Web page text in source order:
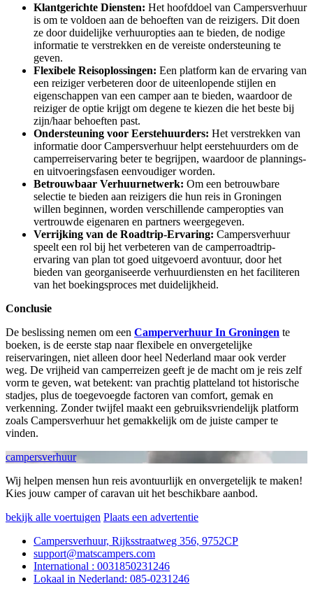
Klantgerichte Diensten: Het hoofddoel van Campersverhuur
is om te voldoen aan de behoeften van de reizigers. Dit doen
ze door duidelijke verhuuropties aan te bieden, de nodige
informatie te verstrekken en de vereiste ondersteuning te
geven.
Flexibele Reisoplossingen: Een platform kan de ervaring van
een reiziger verbeteren door de uiteenlopende stijlen en
eigenschappen van een camper aan te bieden, waardoor de
reiziger de optie krijgt om degene te kiezen die het beste bij
zijn/haar behoeften past.
Ondersteuning voor Eerstehuurders: Het verstrekken van
informatie door Campersverhuur helpt eerstehuurders om de
camperreiservaring beter te begrijpen, waardoor de plannings-
en uitvoeringsfasen eenvoudiger worden.
Betrouwbaar Verhuurnetwerk: Om een betrouwbare
selectie te bieden aan reizigers die hun reis in Groningen
willen beginnen, worden verschillende camperopties van
vertrouwde eigenaren en partners weergegeven.
Verrijking van de Roadtrip-Ervaring: Campersverhuur
speelt een rol bij het verbeteren van de camperroadtrip-
ervaring van plan tot goed uitgevoerd avontuur, door het
bieden van georganiseerde verhuurdiensten en het faciliteren
van het boekingsproces met duidelijkheid.
Conclusie
De beslissing nemen om een Camperverhuur In Groningen te
boeken, is de eerste stap naar flexibele en onvergetelijke
reiservaringen, niet alleen door heel Nederland maar ook verder
weg. De vrijheid van camperreizen geeft je de macht om je reis zelf
vorm te geven, wat betekent: van prachtig platteland tot historische
stadjes, plus de toegevoegde factoren van comfort, gemak en
verkenning. Zonder twijfel maakt een gebruiksvriendelijk platform
zoals Campersverhuur het gemakkelijk om de juiste camper te
vinden.
campersverhuur
Wij helpen mensen hun reis avontuurlijk en onvergetelijk te maken!
Kies jouw camper of caravan uit het beschikbare aanbod.
bekijk alle voertuigen Plaats een advertentie
Campersverhuur, Rijksstraatweg 356, 9752CP
support@matscampers.com
International : 0031850231246
Lokaal in Nederland: 085-0231246